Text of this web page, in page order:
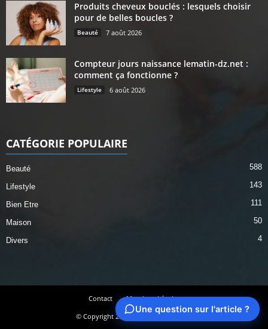
Produits cheveux bouclés : lesquels choisir
pour de belles boucles ?
Beauté 7 août 2026
Compteur jours naissance lematin-dz.net :
comment ça fonctionne ?
Lifestyle 6 août 2026
CATÉGORIE POPULAIRE
Beauté 588
Lifestyle 143
Bien Etre 111
Maison 50
Divers 4
Contact
Mentions Légales
© Copyright 2025 - lesmatinscotons.fr
Une question sur l'article ?